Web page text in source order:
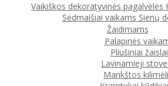
Vaikiškos dekoratyvinės pagalvėlės
Sėdmaišiai vaikams Sienų
Žaidimams
Palapinės
Pliušiniai žaislai
Lavinamieji
Mankštos